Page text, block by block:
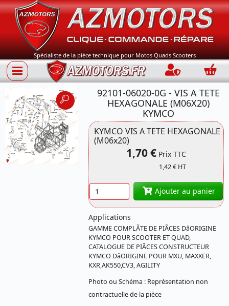
Spécialiste de la pièce technique pour Motos Quads Scooters
Connection
Référence 92101-
06020-0G KYMCO
92101-06020-0G - VIS A TETE
HEXAGONALE (M06X20)
KYMCO
KYMCO VIS A TETE HEXAGONALE
(M06x20)
1,70 €Prix TTC
1,42 € HT
Quantité Ajouter au panier
Applications
GAMME COMPLÃTE DE PIÃCES DâORIGINE
KYMCO POUR SCOOTER ET QUAD,
CATALOGUE DE PIÃCES CONSTRUCTEUR
KYMCO DâORIGINE POUR MXU, MAXXER,
KXR,AK550,CV3, AGILITY
Photo ou Schéma : Représentation non
contractuelle de la pièce